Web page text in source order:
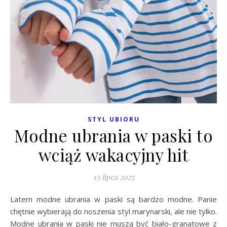
STYL UBIORU
Modne ubrania w paski to
wciąż wakacyjny hit
13 lipca 2025
Latem modne ubrania w paski są bardzo modne. Panie
chętnie wybierają do noszenia styl marynarski, ale nie tylko.
Modne ubrania w paski nie muszą być biało-granatowe z